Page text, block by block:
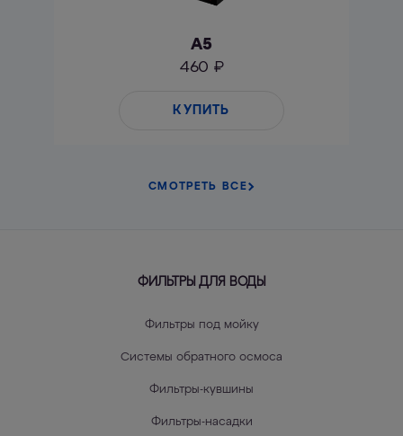
А5
460 ₽
КУПИТЬ
СМОТРЕТЬ ВСЕ
ФИЛЬТРЫ ДЛЯ ВОДЫ
Фильтры под мойку
Системы обратного осмоса
Фильтры-кувшины
Фильтры-насадки